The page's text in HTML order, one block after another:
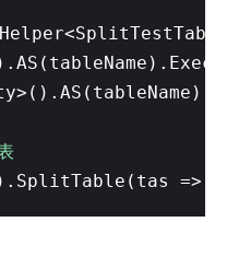
=>